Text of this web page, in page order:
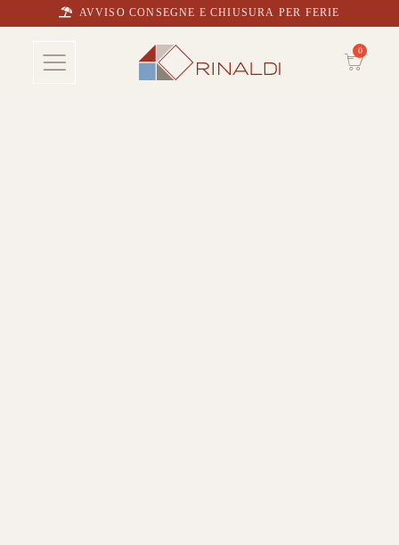
AVVISO CONSEGNE E CHIUSURA PER FERIE